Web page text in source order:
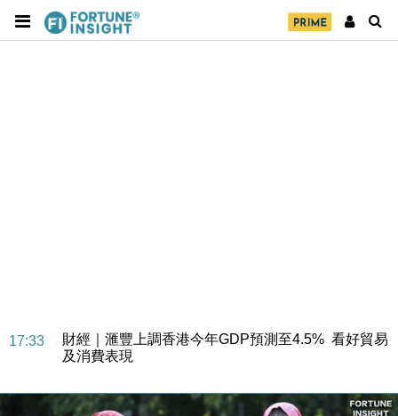
17:33
財經｜滙豐上調香港今年GDP預測至4.5% 看好貿易
及消費表現
損失近6900萬元